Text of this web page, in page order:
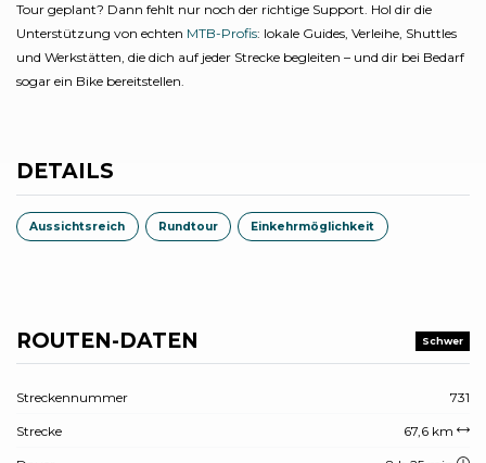
Tour geplant? Dann fehlt nur noch der richtige Support. Hol dir die
Unterstützung von echten MTB-Profis: lokale Guides, Verleihe, Shuttles
und Werkstätten, die dich auf jeder Strecke begleiten – und dir bei Bedarf
sogar ein Bike bereitstellen.
DETAILS
Aussichtsreich Rundtour Einkehrmöglichkeit
ROUTEN-DATEN Schwer
Streckennummer 731
Strecke 67,6 km